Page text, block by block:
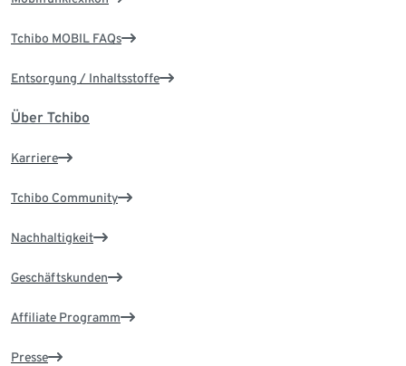
Tchibo MOBIL FAQs
Entsorgung / Inhaltsstoffe
Über Tchibo
Karriere
Tchibo Community
Nachhaltigkeit
Geschäftskunden
Affiliate Programm
Presse